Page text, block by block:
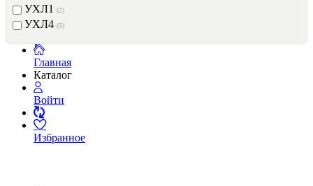
УХЛ1 (2)
УХЛ4 (5)
Главная
Каталог
Войти
Избранное